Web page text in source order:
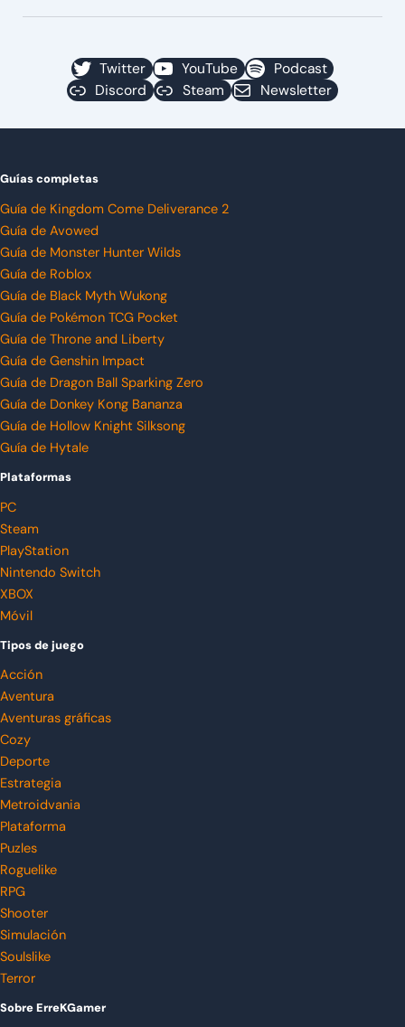
Twitter YouTube
Podcast
Discord
Steam Newsletter
Guías completas
Guía de Kingdom Come Deliverance 2
Guía de Avowed
Guía de Monster Hunter Wilds
Guía de Roblox
Guía de Black Myth Wukong
Guía de Pokémon TCG Pocket
Guía de Throne and Liberty
Guía de Genshin Impact
Guía de Dragon Ball Sparking Zero
Guía de Donkey Kong Bananza
Guía de Hollow Knight Silksong
Guía de Hytale
Plataformas
PC
Steam
PlayStation
Nintendo Switch
XBOX
Móvil
Tipos de juego
Acción
Aventura
Aventuras gráficas
Cozy
Deporte
Estrategia
Metroidvania
Plataforma
Puzles
Roguelike
RPG
Shooter
Simulación
Soulslike
Terror
Sobre ErreKGamer